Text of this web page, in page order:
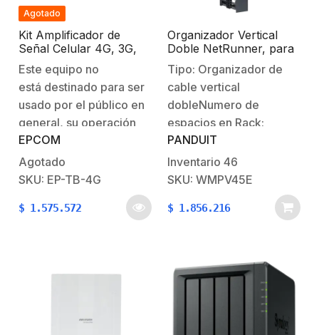
(mm).Peso: 1.2kg.1 Año
de GarantíaCompatible
con…
Agotado
Kit Amplificador de
Señal Celular 4G, 3G,
2G y VOZ. Soporta
Múltiples Operadores,
Dispositivos y
Tecnologías
Simultáneamente.
Tribanda. Mejora la
señal en interiores de
Hasta 500 metros
cuadrados.
Este equipo no
está destinado para ser
usado por el público en
general, su operación
sólo está permitida
únicamente para
concesionarias que
autorización para el uso
que operan estos
EPCOM
Agotado
SKU: EP-TB-4G
$ 1.575.572
Organizador Vertical
Doble NetRunner, para
Rack Abierto de 45
Unidades, 4.9in de
Ancho, Color Negro
Tipo: Organizador de
cable vertical
dobleNumero de
espacios en Rack:
45Color:
NegroDimensiones(mm):
125 x 2108 x 305
Profundidad)Cumple
PANDUIT
Inventario 46
SKU: WMPV45E
$ 1.856.216